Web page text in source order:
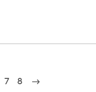
7 8